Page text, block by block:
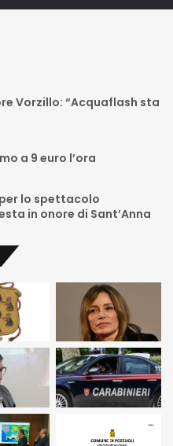
Vorzillo: “Acquaflash sta
a 9 euro l’ora
lo spettacolo
in onore di Sant’Anna